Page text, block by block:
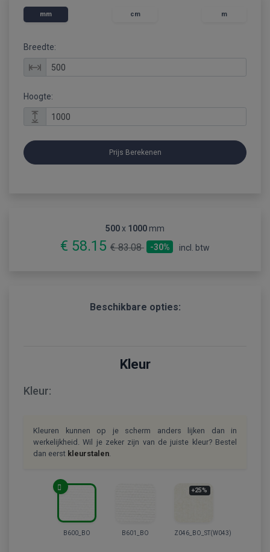
mm cm m
Breedte:
Hoogte:
Prijs Berekenen
500x 1000 mm
€ 58.15 € 83.08 -30% incl. btw
Beschikbare opties:
Kleur
Kleuren kunnen op je scherm anders lijken dan in
werkelijkheid. Wil je zeker zijn van de juiste kleur? Bestel
dan eerst kleurstalen.
B600_BO B601_BO
+25%
Z046_BO_ST(W043)
Kleur: